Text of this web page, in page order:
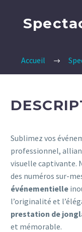
Accueil
Sublimez vos
professionnel,
visuelle captivante.
des numéros sur-
événementielle
l’originalité et
prestation de
et mémorable.